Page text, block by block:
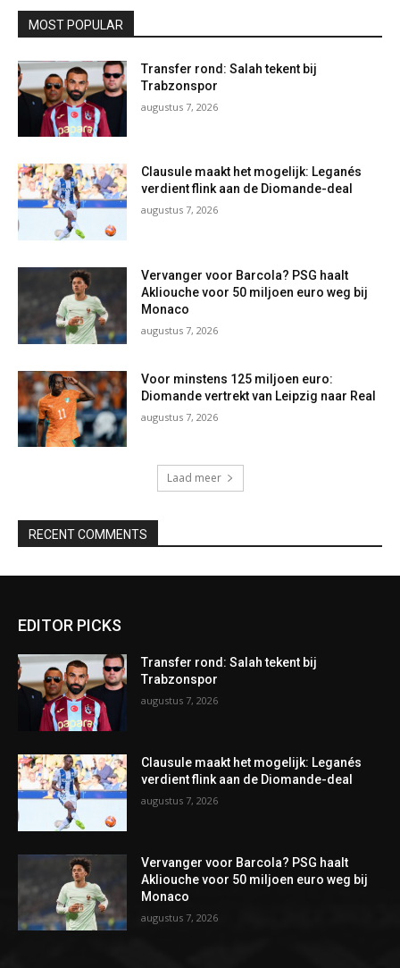
MOST POPULAR
Transfer rond: Salah tekent bij
Trabzonspor
augustus 7, 2026
Clausule maakt het mogelijk: Leganés
verdient flink aan de Diomande-deal
augustus 7, 2026
Vervanger voor Barcola? PSG haalt
Akliouche voor 50 miljoen euro weg bij
Monaco
augustus 7, 2026
Voor minstens 125 miljoen euro:
Diomande vertrekt van Leipzig naar Real
augustus 7, 2026
Laad meer
RECENT COMMENTS
EDITOR PICKS
Transfer rond: Salah tekent bij
Trabzonspor
augustus 7, 2026
Clausule maakt het mogelijk: Leganés
verdient flink aan de Diomande-deal
augustus 7, 2026
Vervanger voor Barcola? PSG haalt
Akliouche voor 50 miljoen euro weg bij
Monaco
augustus 7, 2026